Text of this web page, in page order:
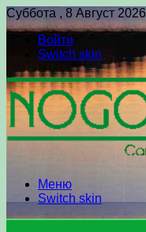
Суббота , 8 Август 2026
Войти
Switch skin
Меню
Switch skin